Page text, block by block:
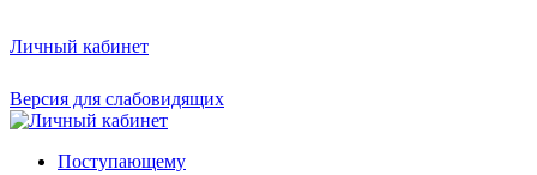
Личный кабинет
Версия для слабовидящих
Поступающему